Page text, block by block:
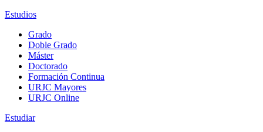
Estudios
Grado
Doble Grado
Máster
Doctorado
Formación Continua
URJC Mayores
URJC Online
Estudiar